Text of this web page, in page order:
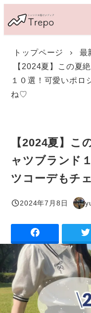
イ
トップページ 最
【2024夏】この夏
１０選！可愛いポロ
ね♡
【2024夏】こ
ャツブランド
ツコーデもチ
投稿日
2024年7月8日
著